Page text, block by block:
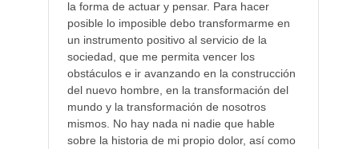
la forma de actuar y pensar. Para hacer
posible lo imposible debo transformarme en
un instrumento positivo al servicio de la
sociedad, que me permita vencer los
obstáculos e ir avanzando en la construcción
del nuevo hombre, en la transformación del
mundo y la transformación de nosotros
mismos. No hay nada ni nadie que hable
sobre la historia de mi propio dolor, así como